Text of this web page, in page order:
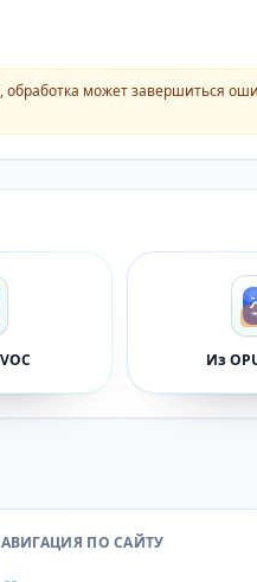
может завершиться
Из
ПО САЙТУ